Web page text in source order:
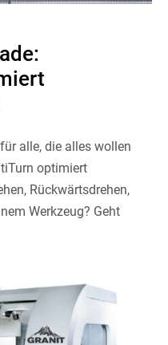
alle, die alles wollen
optimiert
Rückwärtsdrehen,
Werkzeug? Geht